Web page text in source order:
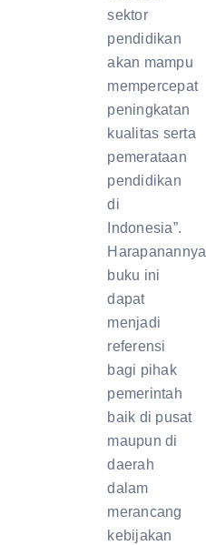
sektor
pendidikan
akan mampu
mempercepat
peningkatan
kualitas serta
pemerataan
pendidikan
di
Indonesia”.
Harapanannya
buku ini
dapat
menjadi
referensi
bagi pihak
pemerintah
baik di pusat
maupun di
daerah
dalam
merancang
kebijakan